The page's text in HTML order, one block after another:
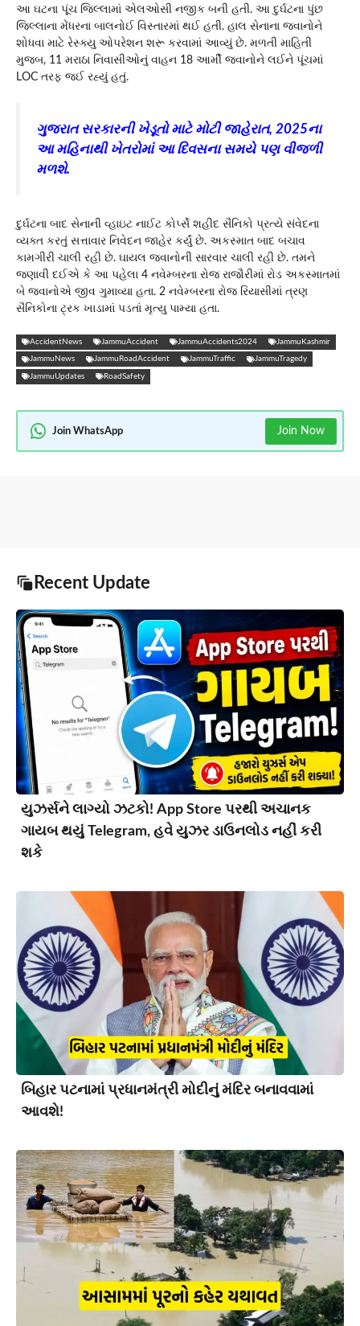
આ ઘટના પૂંચ જિલ્લામાં એલઓસી નજીક બની હતી. આ દુર્ઘટના પુંછ
જિલ્લાના મેંધરના બાલનોઈ વિસ્તારમાં થઈ હતી. હાલ સેનાના જવાનોને
શોધવા માટે રેસ્ક્યુ ઓપરેશન શરૂ કરવામાં આવ્યું છે. મળતી માહિતી
મુજબ, 11 મરાઠા નિવાસીઓનું વાહન 18 આર્મી જવાનોને લઈને પૂંચમાં
LOC તરફ જઈ રહ્યું હતું.
ગુજરાત સરકારની ખેડૂતો માટે મોટી જાહેરાત, 2025ના
આ મહિનાથી ખેતરોમાં આ દિવસના સમયે પણ વીજળી
મળશે.
દુર્ઘટના બાદ સેનાની વ્હાઇટ નાઈટ કોર્પ્સે શહીદ સૈનિકો પ્રત્યે સંવેદના
વ્યક્ત કરતું સત્તાવાર નિવેદન જાહેર કર્યું છે. અકસ્માત બાદ બચાવ
કામગીરી ચાલી રહી છે. ઘાયલ જવાનોની સારવાર ચાલી રહી છે. તમને
જણાવી દઈએ કે આ પહેલા 4 નવેમ્બરના રોજ રાજૌરીમાં રોડ અકસ્માતમાં
બે જવાનોએ જીવ ગુમાવ્યા હતા. 2 નવેમ્બરના રોજ રિયાસીમાં ત્રણ
સૈનિકોના ટ્રક ખાડામાં પડતાં મૃત્યુ પામ્યા હતા.
AccidentNews JammuAccident JammuAccidents2024 JammuKashmir
JammuNews JammuRoadAccident JammuTraffic JammuTragedy
JammuUpdates RoadSafety
Join WhatsApp Join Now
Recent Update
યુઝર્સને લાગ્યો ઝટકો! App Store પરથી અચાનક
ગાયબ થયું Telegram, હવે યુઝર ડાઉનલોડ નહીં કરી
શકે
બિહાર પટનામાં પ્રધાનમંત્રી મોદીનું મંદિર બનાવવામાં
આવશે!